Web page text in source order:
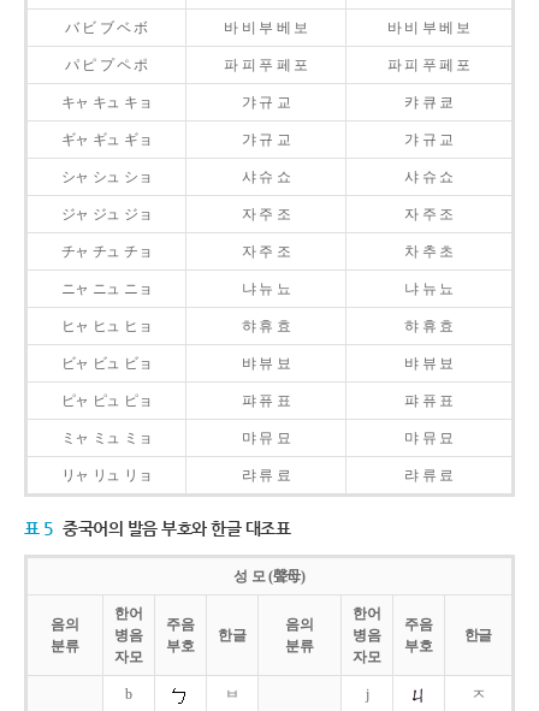
バ ビ ブ ベ ボ 바 비 부 베 보 바 비 부 베 보
パ ピ プ ペ ポ 파 피 푸 페 포 파 피 푸 페 포
キャ キュ キョ 갸 규 교 캬 큐 쿄
ギャ ギュ ギョ 갸 규 교 갸 규 교
シャ シュ ショ 샤 슈 쇼 샤 슈 쇼
ジャ ジュ ジョ 자 주 조 자 주 조
チャ チュ チョ 자 주 조 차 추 초
ニャ ニュ ニョ 냐 뉴 뇨 냐 뉴 뇨
ヒャ ヒュ ヒョ 햐 휴 효 햐 휴 효
ビャ ビュ ビョ 뱌 뷰 뵤 뱌 뷰 뵤
ピャ ピュ ピョ 퍄 퓨 표 퍄 퓨 표
ミャ ミュ ミョ 먀 뮤 묘 먀 뮤 묘
リャ リュ リョ 랴 류 료 랴 류 료
표 5 중국어의 발음 부호와 한글 대조표
성 모 (聲母)
음의
분류
한어
병음
자모
주음
부호
한글
음의
분류
한어
병음
자모
주음
부호
한글
b
ㅂ
j ㅈ